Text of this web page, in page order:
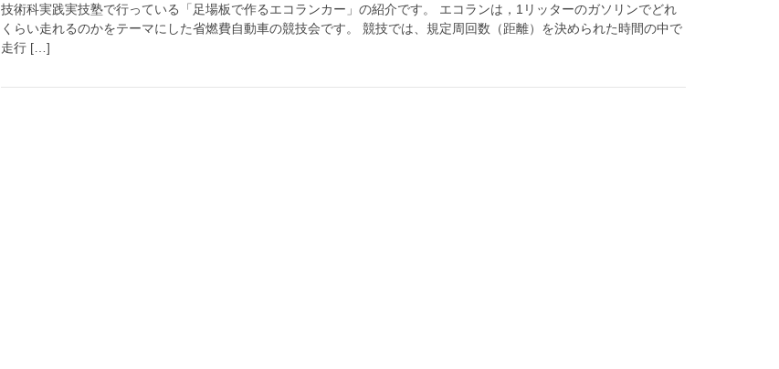
技術科実践実技塾で行っている「足場板で作るエコランカー」の紹介です。 エコランは，1リッターのガソリンでどれ
くらい走れるのかをテーマにした省燃費自動車の競技会です。 競技では、規定周回数（距離）を決められた時間の中で
走行 […]